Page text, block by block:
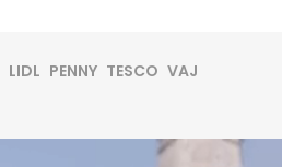
LIDL PENNY TESCO VAJ